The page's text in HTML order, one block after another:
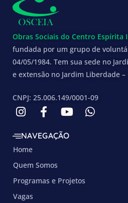
Obras Sociais do Centro Espírita
fundada por um grupo de
04/05/1984. Tem sua sede no
e extensão no Jardim Liberdade –
CNPJ: 25.006.149/0001-09
NAVEGAÇÃO
Home
Quem Somos
Programas e Projetos
Vagas